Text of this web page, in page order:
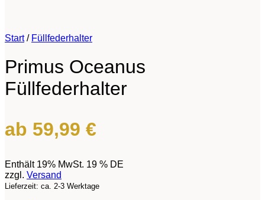
Start / Füllfederhalter
Primus Oceanus
Füllfederhalter
ab 59,99 €
Enthält 19% MwSt. 19 % DE
zzgl. Versand
Lieferzeit: ca. 2-3 Werktage